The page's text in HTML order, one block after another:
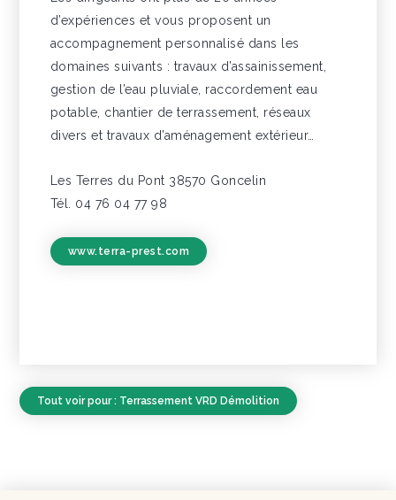
d’expériences et vous proposent un
accompagnement personnalisé dans les
domaines suivants : travaux d’assainissement,
gestion de l’eau pluviale, raccordement eau
potable, chantier de terrassement, réseaux
divers et travaux d’aménagement extérieur…
Les Terres du Pont 38570 Goncelin
Tél. 04 76 04 77 98
www.terra-prest.com
Tout voir pour : Terrassement VRD Démolition